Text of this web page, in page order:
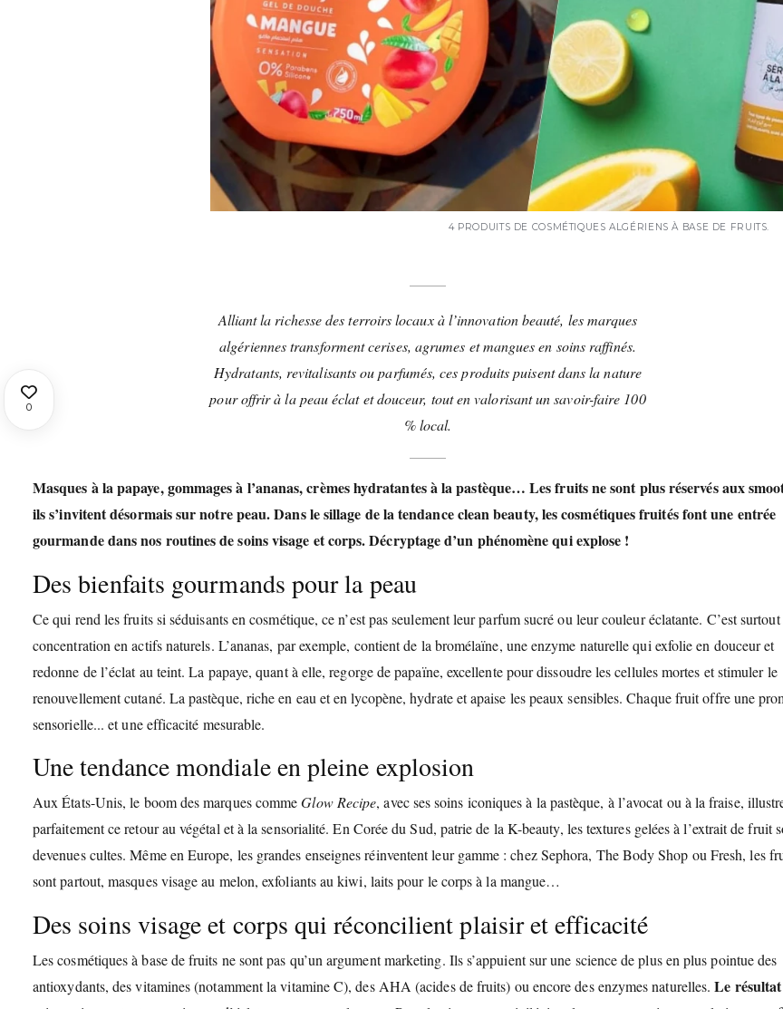
0
4 PRODUITS DE COSMÉTIQUES ALGÉRIENS À BASE DE FRUITS.
Alliant la richesse des terroirs locaux à l’innovation beauté, les marques
algériennes transforment cerises, agrumes et mangues en soins raffinés.
Hydratants, revitalisants ou parfumés, ces produits puisent dans la nature
pour offrir à la peau éclat et douceur, tout en valorisant un savoir-faire 100
% local.
Masques à la papaye, gommages à l’ananas, crèmes hydratantes à la pastèque… Les fruits ne sont plus réservés aux
ils s’invitent désormais sur notre peau. Dans le sillage de la tendance clean beauty, les cosmétiques fruités font une entrée
gourmande dans nos routines de soins visage et corps. Décryptage d’un phénomène qui explose !
Des bienfaits gourmands pour la peau
Ce qui rend les fruits si séduisants en cosmétique, ce n’est pas seulement leur parfum sucré ou leur couleur éclatante. C’est
concentration en actifs naturels. L’ananas, par exemple, contient de la bromélaïne, une enzyme naturelle qui exfolie en douceur et
redonne de l’éclat au teint. La papaye, quant à elle, regorge de papaïne, excellente pour dissoudre les cellules mortes et stimuler le
renouvellement cutané. La pastèque, riche en eau et en lycopène, hydrate et apaise les peaux sensibles. Chaque fruit offre une
sensorielle... et une efficacité mesurable.
Une tendance mondiale en pleine explosion
Aux États-Unis, le boom des marques commeGlow Recipe, avec ses soins iconiques à la pastèque, à l’avocat ou à la fraise,
parfaitement ce retour au végétal et à la sensorialité. En Corée du Sud, patrie de la K-beauty, les textures gelées à l’extrait de fruit
devenues cultes. Même en Europe, les grandes enseignes réinventent leur gamme : chez Sephora, The Body Shop ou Fresh, les
sont partout, masques visage au melon, exfoliants au kiwi, laits pour le corps à la mangue…
Des soins visage et corps qui réconcilient plaisir et efficacité
Les cosmétiques à base de fruits ne sont pas qu’un argument marketing. Ils s’appuient sur une science de plus en plus pointue des
antioxydants, des vitamines (notamment la vitamine C), des AHA (acides de fruits) ou encore des enzymes naturelles.Le